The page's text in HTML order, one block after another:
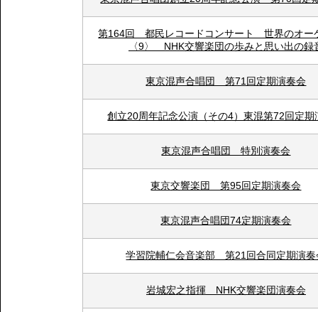
第164回 都民レコードコンサート 世界のオー
〈9〉 NHK交響楽団の歩みと思い出の録
東京混声合唱団 第71回定期演奏会
創立20周年記念公演（その4）東混第72回定期
東京混声合唱団 特別演奏会
東京交響楽団 第95回定期演奏会
東京混声合唱団74定期演奏会
学習院輔仁会音楽部 第21回合同定期演奏
岩城宏之指揮 NHK交響楽団演奏会